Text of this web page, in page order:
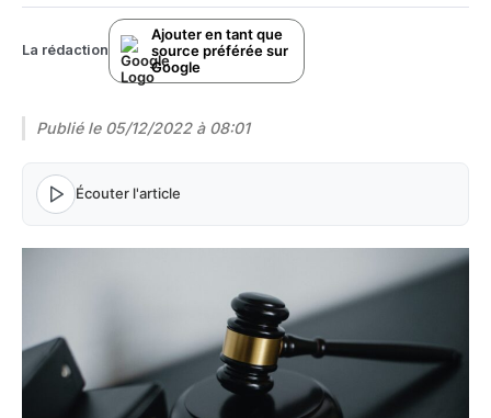
La rédaction
Ajouter en tant que
source préférée sur
Google
Publié le 05/12/2022 à 08:01
Écouter l'article